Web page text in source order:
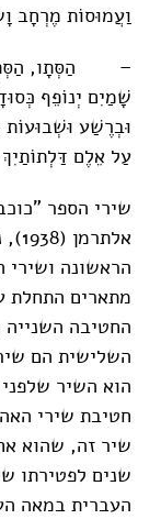
וַעֲמוּסוֹת מֶרְחָב
– הַסְּתָו,
שָׁמַיִם יְנוֹפֵף
וּבְרֶשַׁע
עַל אֵלֶם
שירי הספר
הראשונה
מתארים התחלת
החטיבה
השלישית הם
הוא השיר
חטיבת שירי
שיר זה, שהוא
שנים לפטירתו
העברית במאה